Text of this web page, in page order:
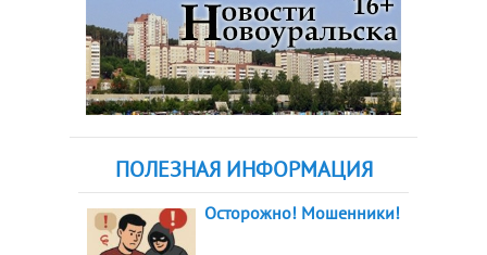
ПОЛЕЗНАЯ ИНФОРМАЦИЯ
Осторожно! Мошенники!